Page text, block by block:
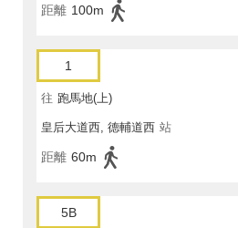
距離 100m
1
往 跑馬地(上)
皇后大道西, 德輔道西 站
距離 60m
5B